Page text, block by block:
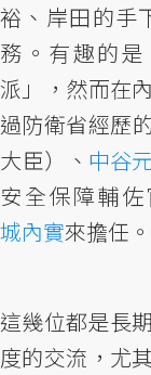
裕、岸田的手
務。有趣的
派」，然而在
過防衛省經歷
大臣）、 中谷元
安全保障輔
城內實來擔任。
這幾位都是長
度的交流，尤